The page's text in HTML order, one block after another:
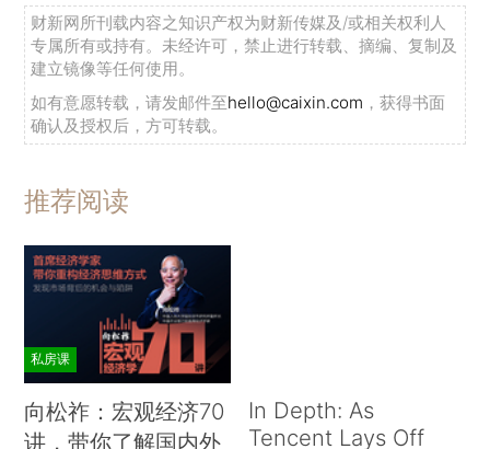
财新网所刊载内容之知识产权为财新传媒及/或相关权利人
专属所有或持有。未经许可，禁止进行转载、摘编、复制及
建立镜像等任何使用。
如有意愿转载，请发邮件至hello@caixin.com ，获得书面
确认及授权后，方可转载。
推荐阅读
私房课
向松祚：宏观经济70
讲，带你了解国内外
In Depth: As
Tencent Lays Off